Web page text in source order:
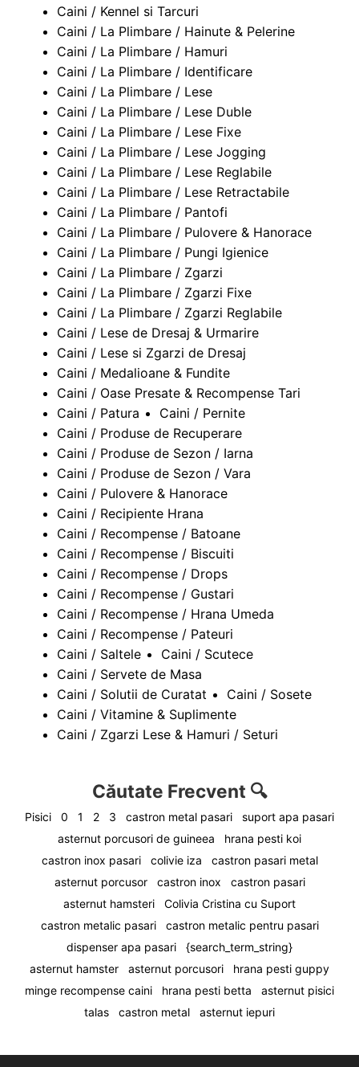
Caini / Kennel si Tarcuri
Caini / La Plimbare / Hainute & Pelerine
Caini / La Plimbare / Hamuri
Caini / La Plimbare / Identificare
Caini / La Plimbare / Lese
Caini / La Plimbare / Lese Duble
Caini / La Plimbare / Lese Fixe
Caini / La Plimbare / Lese Jogging
Caini / La Plimbare / Lese Reglabile
Caini / La Plimbare / Lese Retractabile
Caini / La Plimbare / Pantofi
Caini / La Plimbare / Pulovere & Hanorace
Caini / La Plimbare / Pungi Igienice
Caini / La Plimbare / Zgarzi
Caini / La Plimbare / Zgarzi Fixe
Caini / La Plimbare / Zgarzi Reglabile
Caini / Lese de Dresaj & Urmarire
Caini / Lese si Zgarzi de Dresaj
Caini / Medalioane & Fundite
Caini / Oase Presate & Recompense Tari
Caini / Patura
Caini / Pernite
Caini / Produse de Recuperare
Caini / Produse de Sezon / Iarna
Caini / Produse de Sezon / Vara
Caini / Pulovere & Hanorace
Caini / Recipiente Hrana
Caini / Recompense / Batoane
Caini / Recompense / Biscuiti
Caini / Recompense / Drops
Caini / Recompense / Gustari
Caini / Recompense / Hrana Umeda
Caini / Recompense / Pateuri
Caini / Saltele
Caini / Scutece
Caini / Servete de Masa
Caini / Solutii de Curatat
Caini / Sosete
Caini / Vitamine & Suplimente
Caini / Zgarzi Lese & Hamuri / Seturi
Căutate Frecvent 🔍
Pisici 0 1 2 3 castron metal pasari
suport apa pasari
asternut porcusori de guineea
hrana pesti koi
castron inox pasari
colivie iza
castron pasari metal
asternut porcusor
castron inox
castron pasari
asternut hamsteri
Colivia Cristina cu Suport
castron metalic pasari
castron metalic pentru pasari
dispenser apa pasari
{search_term_string}
asternut hamster
asternut porcusori
hrana pesti guppy
minge recompense caini
hrana pesti betta
asternut pisici
talas
castron metal asternut iepuri